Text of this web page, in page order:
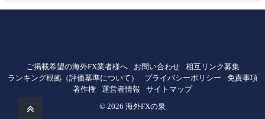
ご掲載希望の海外FX業者様へ お問い合わせ
相互リンク募集
ランキング根拠（評価基準について）
プライバシーポリシー
免責事項
著作権
運営者情報
サイトマップ
© 2026 海外FXの泉